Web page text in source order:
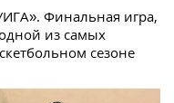
Финальная игра,
из самых
сезоне